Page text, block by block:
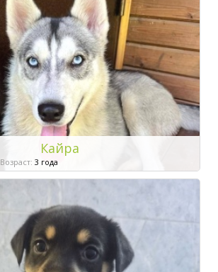
Кайра
Возраст: 3 года